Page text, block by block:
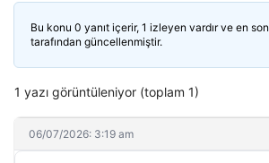
Bu konu 0 yanıt içerir, 1 izleyen vardır ve en son
tarafından güncellenmiştir.
1 yazı görüntüleniyor (toplam 1)
06/07/2026: 3:19 am